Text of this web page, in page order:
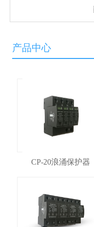
产品中心
CP-20浪涌保护器